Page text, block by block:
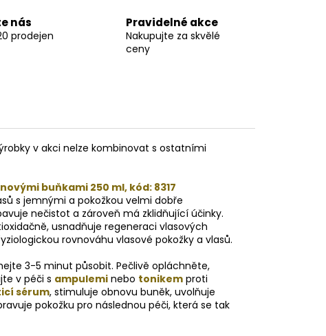
nás
prodejen
Pravidelné akce
Nakupujte za skvělé
ceny
v akci nelze kombinovat s ostatními
buňkami 250 ml, kód: 8317
s jemnými a pokožkou velmi dobře
nečistot a zároveň má zklidňující účinky.
usnadňuje regeneraci vlasových
rovnováhu vlasové pokožky a vlasů.
3-5 minut působit. Pečlivě opláchněte,
v péči s ampulemi nebo tonikem proti
sérum, stimuluje obnovu buněk, uvolňuje
pokožku pro následnou péči, která se tak